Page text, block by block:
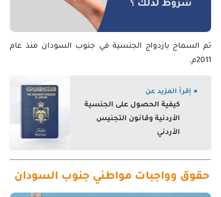
تم السماح بازدواج الجنسية في جنوب السودان منذ عام
2011م.
● إقرأ المزيد عن
كيفية الحصول على الجنسية
الأردنية وقانون التجنيس
الأردني
حقوق وواجبات مواطني جنوب السودان